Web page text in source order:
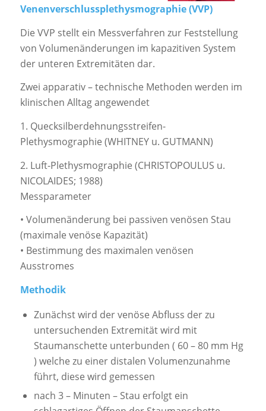
Venenverschlussplethysmographie (VVP)
Die VVP stellt ein Messverfahren zur Feststellung
von Volumenänderungen im kapazitiven System
der unteren Extremitäten dar.
Zwei apparativ – technische Methoden werden im
klinischen Alltag angewendet
1. Quecksilberdehnungsstreifen-
Plethysmographie (WHITNEY u. GUTMANN)
2. Luft-Plethysmographie (CHRISTOPOULUS u.
NICOLAIDES; 1988)
Messparameter
• Volumenänderung bei passiven venösen Stau
(maximale venöse Kapazität)
• Bestimmung des maximalen venösen
Ausstromes
Methodik
Zunächst wird der venöse Abfluss der zu
untersuchenden Extremität wird mit
Staumanschette unterbunden ( 60 – 80 mm Hg
) welche zu einer distalen Volumenzunahme
führt, diese wird gemessen
nach 3 – Minuten – Stau erfolgt ein